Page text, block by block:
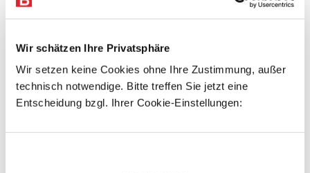
Wir schätzen Ihre Privatsphäre
Wir setzen keine Cookies ohne Ihre Zustimmung, außer
technisch notwendige. Bitte treffen Sie jetzt eine
Entscheidung bzgl. Ihrer Cookie-Einstellungen:
Oberflächen: Verzinkt
3-fach gekantet, 40 mm Rohrkante, für
außergewöhnliche Stabilität
Mit Systemlochungen für Zubehör